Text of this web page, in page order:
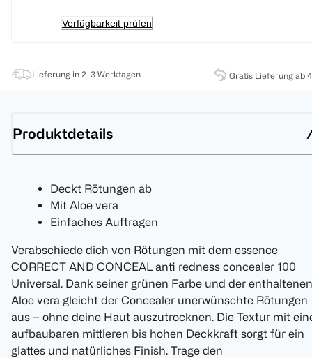
Verfügbarkeit prüfen
Lieferung in 2-3 Werktagen Gratis Lieferung ab
Produktdetails
Deckt Rötungen ab
Mit Aloe vera
Einfaches Auftragen
Verabschiede dich von Rötungen mit dem essence
CORRECT AND CONCEAL anti redness concealer 100
Universal. Dank seiner grünen Farbe und der enthaltenen
Aloe vera gleicht der Concealer unerwünschte Rötungen
aus – ohne deine Haut auszutrocknen. Die Textur mit
aufbaubaren mittleren bis hohen Deckkraft sorgt für ein
glattes und natürliches Finish. Trage den